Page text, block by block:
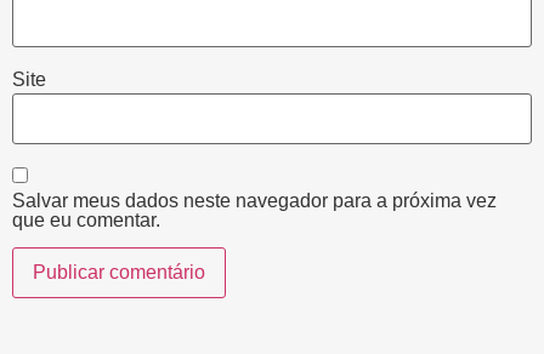
Site
Salvar meus dados neste navegador para a próxima vez
que eu comentar.